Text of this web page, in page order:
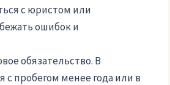
с юристом или
ошибок и
обязательство. В
пробегом менее года или в